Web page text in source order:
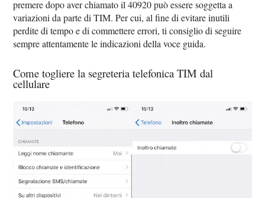
premere dopo aver chiamato il 40920 può essere soggetta a
variazioni da parte di TIM. Per cui, al fine di evitare inutili
perdite di tempo e di commettere errori, ti consiglio di seguire
sempre attentamente le indicazioni della voce guida.
Come togliere la segreteria telefonica TIM dal
cellulare